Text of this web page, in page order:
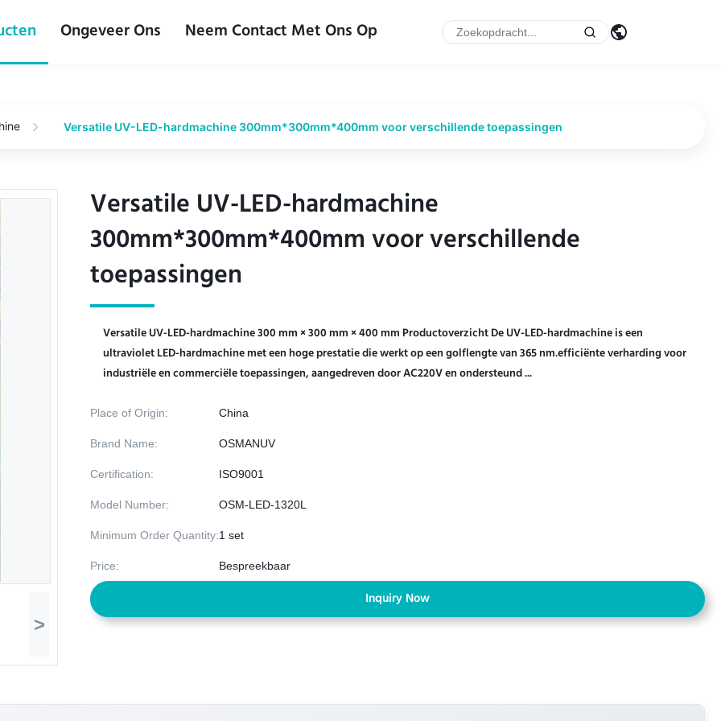
Ongeveer Ons Neem Contact Met Ons Op
Versatile UV-LED-hardmachine 300mm*300mm*400mm voor verschillende toepassingen
>
Versatile UV-LED-hardmachine
300mm*300mm*400mm voor verschillende
toepassingen
Versatile UV-LED-hardmachine
300mm*300mm*400mm voor verschillende
toepassingen
Versatile UV-LED-hardmachine 300 mm × 300 mm × 400 mm Productoverzicht De UV-LED-hardmachine is een
ultraviolet LED-hardmachine met een hoge prestatie die werkt op een golflengte van 365 nm.efficiënte verharding voor
industriële en commerciële toepassingen, aangedreven door AC220V en ondersteund ...
Place of Origin: China
Brand Name: OSMANUV
Certification: ISO9001
Model Number: OSM-LED-1320L
Minimum Order Quantity:1 set
Price: Bespreekbaar
Inquiry Now